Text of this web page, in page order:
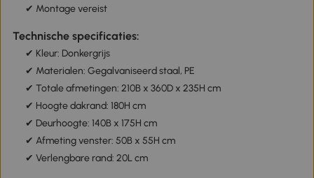
✔ Montage vereist
Technische specificaties:
✔ Kleur: Donkergrijs
✔ Materialen: Gegalvaniseerd staal, PE
✔ Totale afmetingen: 210B x 360D x 235H cm
✔ Hoogte dakrand: 180H cm
✔ Deurhoogte: 140B x 175H cm
✔ Afmeting venster: 50B x 55H cm
✔ Verlengbare rand: 20L cm